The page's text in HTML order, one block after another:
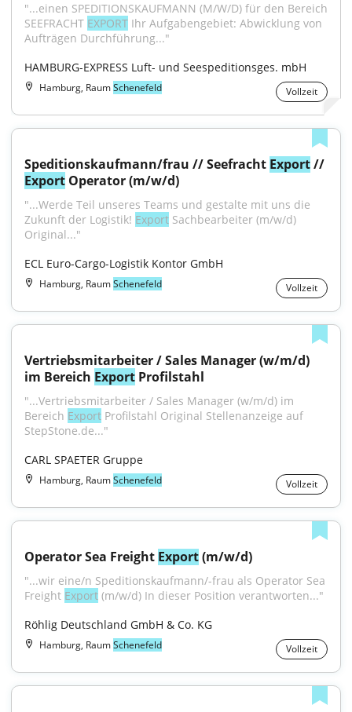
"...einen SPEDITIONSKAUFMANN (M/W/D) für den Bereich
SEEFRACHT EXPORT Ihr Aufgabengebiet: Abwicklung von
Aufträgen Durchführung..."
HAMBURG-EXPRESS Luft- und Seespeditionsges. mbH
Hamburg, RaumSchenefeld Vollzeit
Speditionskaufmann/frau // Seefracht Export
Export Operator (m/w/d)
"...Werde Teil unseres Teams und gestalte mit uns die
Zukunft der Logistik! Export Sachbearbeiter (m/w/d)
Original..."
ECL Euro-Cargo-Logistik Kontor GmbH
Hamburg, RaumSchenefeld Vollzeit
Vertriebsmitarbeiter / Sales Manager (w/m/d)
im Bereich Export Profilstahl
"...Vertriebsmitarbeiter / Sales Manager (w/m/d) im
Bereich Export Profilstahl Original Stellenanzeige auf
StepStone.de..."
CARL SPAETER Gruppe
Hamburg, RaumSchenefeld Vollzeit
Operator Sea Freight Export (m/w/d)
"...wir eine/n Speditionskaufmann/-frau als Operator Sea
Freight Export (m/w/d) In dieser Position verantworten..."
Röhlig Deutschland GmbH & Co. KG
Hamburg, RaumSchenefeld Vollzeit